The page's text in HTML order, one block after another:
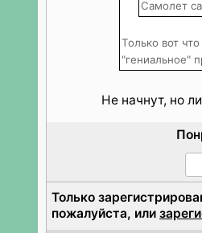
Самолет
Только вот
"гениальное"
Не начнут, но
Только
пожалуйста, или